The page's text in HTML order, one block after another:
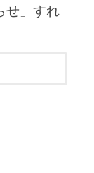
せ」すれ